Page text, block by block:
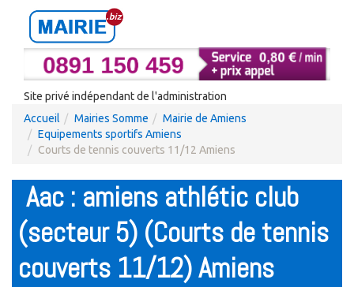
Site privé indépendant de l'administration
Accueil
Mairies Somme
Mairie de Amiens
Equipements sportifs Amiens
Courts de tennis couverts 11/12 Amiens
Aac : amiens athlétic club
(secteur 5) (Courts de tennis
couverts 11/12) Amiens